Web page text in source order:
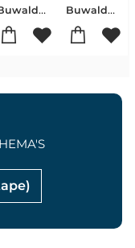
Buwalda, Matthijn
Buwalda, Matthijn